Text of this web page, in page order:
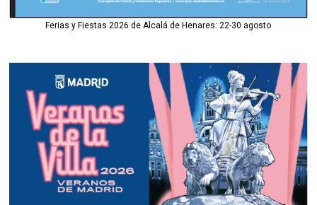
Ferias y Fiestas 2026 de Alcalá de Henares: 22-30 agosto